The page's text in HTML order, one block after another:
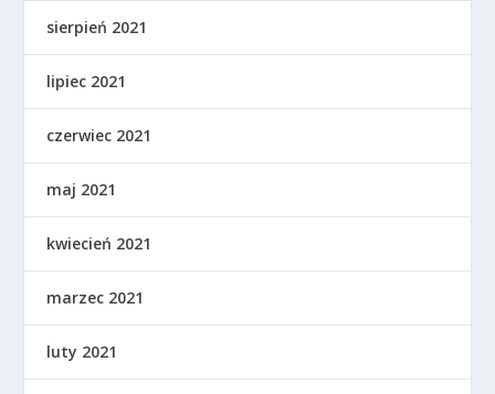
sierpień 2021
lipiec 2021
czerwiec 2021
maj 2021
kwiecień 2021
marzec 2021
luty 2021